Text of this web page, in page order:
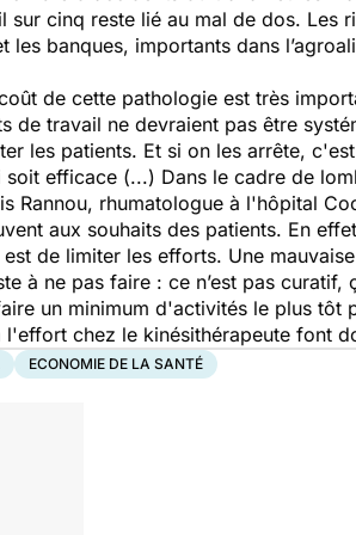
sur cinq reste lié au mal de dos.
les banques, importants dans
de cette pathologie est très
de travail ne devraient pas être
les patients. Et si on les arrête,
soit efficace (...) Dans le cadre de
Rannou, rhumatologue à l'hôpital
aux souhaits des patients. En
de limiter les efforts. Une
à ne pas faire : ce n’est pas
un minimum d'activités le plus tôt
l'effort chez le kinésithérapeute font
ECONOMIE DE LA SANTÉ